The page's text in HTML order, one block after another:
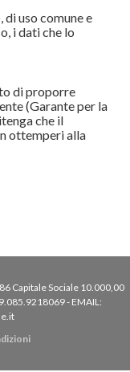
uso comune e
i dati che lo
di proporre
(Garante per la
che il
ottemperi alla
Capitale Sociale 10.000,00
- EMAIL: